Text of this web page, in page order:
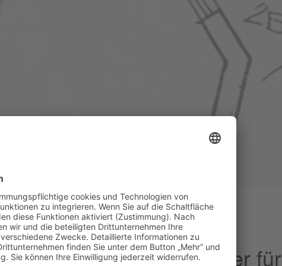
Factory – Ihrem Partner für